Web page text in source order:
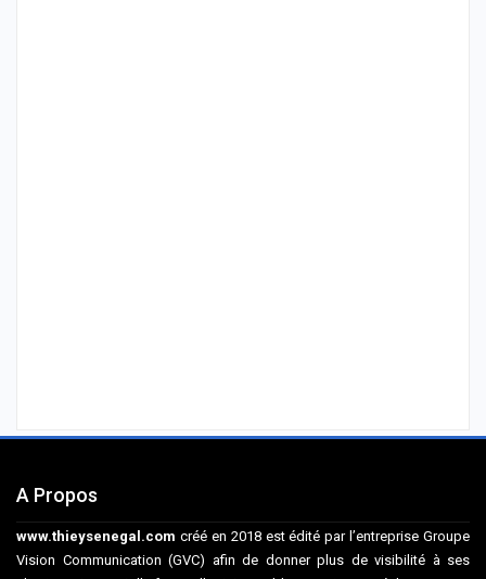
A Propos
www.thieysenegal.com créé en 2018 est édité par l’entreprise Groupe
Vision Communication (GVC) afin de donner plus de visibilité à ses